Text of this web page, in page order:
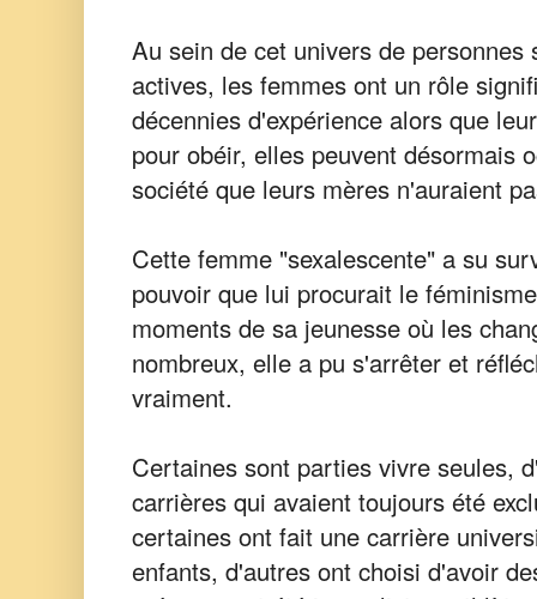
Au sein de cet univers de personnes
actives, les femmes ont un rôle
décennies d'expérience alors que
pour obéir, elles peuvent désormais
société que leurs mères n'auraient
Cette femme "sexalescente" a su
pouvoir que lui procurait le
moments de sa jeunesse où les
nombreux, elle a pu s'arrêter et
vraiment.
Certaines sont parties vivre seules,
carrières qui avaient toujours été
certaines ont fait une carrière
enfants, d'autres ont choisi d'avoir